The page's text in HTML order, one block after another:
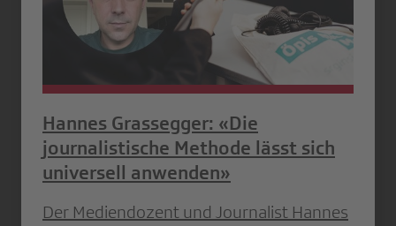
Hannes Grassegger: «Die
journalistische Methode lässt sich
universell anwenden»
Der Mediendozent und Journalist Hannes